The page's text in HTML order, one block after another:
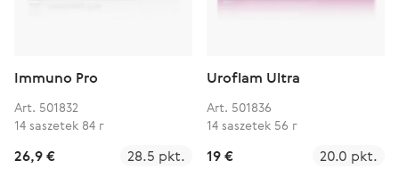
Immuno Pro
Art. 501832
14 saszetek 84 г
26,9 € 28.5 pkt.
Uroflam Ultra
Art. 501836
14 saszetek 56 г
19 € 20.0 pkt.